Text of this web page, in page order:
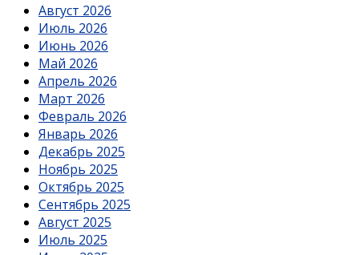
Август 2026
Июль 2026
Июнь 2026
Май 2026
Апрель 2026
Март 2026
Февраль 2026
Январь 2026
Декабрь 2025
Ноябрь 2025
Октябрь 2025
Сентябрь 2025
Август 2025
Июль 2025